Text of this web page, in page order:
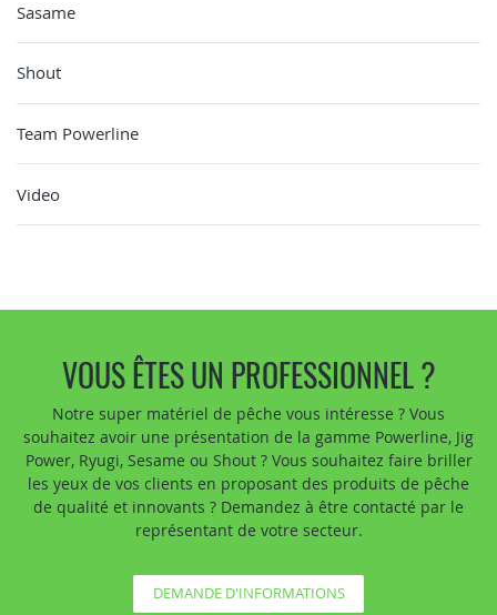
Sasame
Shout
Team Powerline
Video
VOUS ÊTES UN PROFESSIONNEL ?
Notre super matériel de pêche vous intéresse ? Vous
souhaitez avoir une présentation de la gamme Powerline, Jig
Power, Ryugi, Sesame ou Shout ? Vous souhaitez faire briller
les yeux de vos clients en proposant des produits de pêche
de qualité et innovants ? Demandez à être contacté par le
représentant de votre secteur.
DEMANDE D'INFORMATIONS